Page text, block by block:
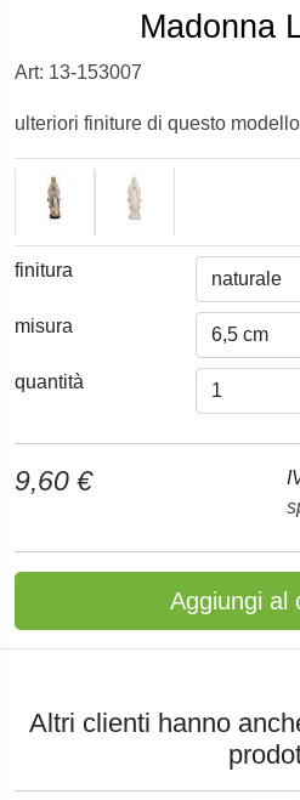
Madonna
Art: 13-153007
ulteriori finiture di questo modello
finitura
misura
quantità
9,60 €
Aggiungi al
Altri clienti hanno